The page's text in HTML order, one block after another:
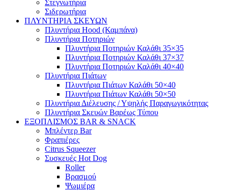
Στεγνωτήρια
Σιδερωτήρια
ΠΛΥΝΤΗΡΙΑ ΣΚΕΥΩΝ
Πλυντήρια Hood (Καμπάνα)
Πλυντήρια Ποτηριών
Πλυντήρια Ποτηριών Καλάθι 35×35
Πλυντήρια Ποτηριών Καλάθι 37×37
Πλυντήρια Ποτηριών Καλάθι 40×40
Πλυντήρια Πιάτων
Πλυντήρια Πιάτων Καλάθι 50×40
Πλυντήρια Πιάτων Καλάθι 50×50
Πλυντήρια Διέλευσης / Υψηλής Παραγωγικότητας
Πλυντήρια Σκευών Βαρέως Τύπου
ΕΞΟΠΛΙΣΜΟΣ BAR & SNACK
Μπλέντερ Bar
Φραπιέρες
Citrus Squeezer
Συσκευές Hot Dog
Roller
Βρασμού
Ψωμιέρα